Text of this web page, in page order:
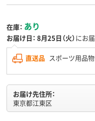
在庫： あり
お届け日： 8月25日（火）にお
直送品 スポーツ用品
お届け先住所：
東京都江東区